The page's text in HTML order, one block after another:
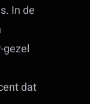
In de
gezel
dat